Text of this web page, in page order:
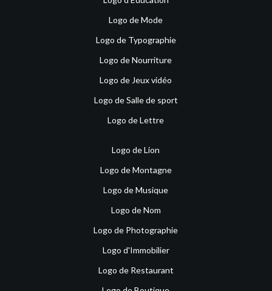
Logo de Mode
Logo de Typographie
Logo de Nourriture
Logo de Jeux vidéo
Logo de Salle de sport
Logo de Lettre
Logo de Lion
Logo de Montagne
Logo de Musique
Logo de Nom
Logo de Photographie
Logo d'Immobilier
Logo de Restaurant